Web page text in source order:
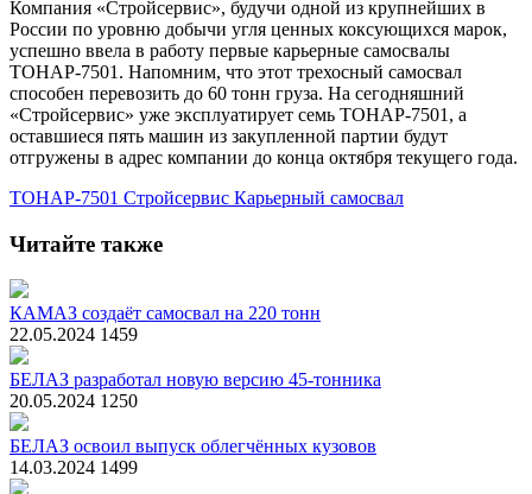
Компания «Стройсервис», будучи одной из крупнейших в
России по уровню добычи угля ценных коксующихся марок,
успешно ввела в работу первые карьерные самосвалы
ТОНАР-7501. Напомним, что этот трехосный самосвал
способен перевозить до 60 тонн груза. На сегодняшний
«Стройсервис» уже эксплуатирует семь ТОНАР-7501, а
оставшиеся пять машин из закупленной партии будут
отгружены в адрес компании до конца октября текущего года.
ТОНАР-7501 Стройсервис Карьерный самосвал
Читайте также
КАМАЗ создаёт самосвал на 220 тонн
22.05.2024 1459
БЕЛАЗ разработал новую версию 45-тонника
20.05.2024 1250
БЕЛАЗ освоил выпуск облегчённых кузовов
14.03.2024 1499